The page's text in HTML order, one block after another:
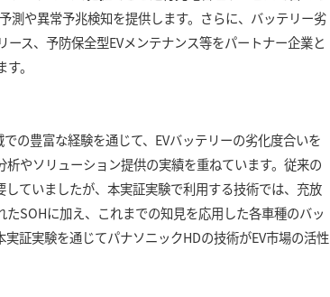
測や異常予兆検知を提供します。さらに、バッテリー劣
ス、予防保全型EVメンテナンス等をパートナー企業と
。
の豊富な経験を通じて、EVバッテリーの劣化度合いを
やソリューション提供の実績を重ねています。従来の
ていましたが、本実証実験で利用する技術では、充放
SOHに加え、これまでの知見を応用した各車種のバッ
証実験を通じてパナソニックHDの技術がEV市場の活性